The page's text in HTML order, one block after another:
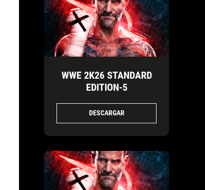
WWE 2K26 STANDARD
EDITION-5
DESCARGAR